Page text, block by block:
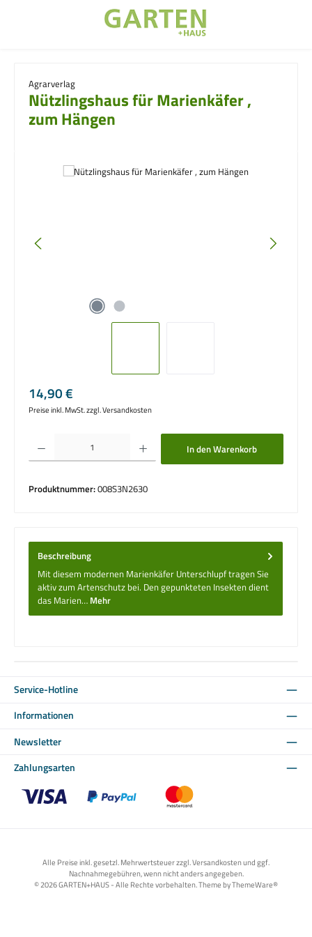
Agrarverlag
Nützlingshaus für Marienkäfer ,
zum Hängen
Bildergalerie überspringen
Regulärer Preis:
14,90 €
Preise inkl. MwSt. zzgl. Versandkosten
Produkt Anzahl: Gib den gewünschten Wert ein oder benutze die Schaltflächen um
In den Warenkorb
Produktnummer:008S3N2630
Beschreibung
Mit diesem modernen Marienkäfer Unterschlupf tragen Sie
aktiv zum Artenschutz bei. Den gepunkteten Insekten dient
das Marien… Mehr
Service-Hotline
Informationen
Newsletter
Zahlungsarten
Alle Preise inkl. gesetzl. Mehrwertsteuer zzgl. Versandkosten und ggf.
Nachnahmegebühren, wenn nicht anders angegeben.
© 2026 GARTEN+HAUS - Alle Rechte vorbehalten. Theme byThemeWare®